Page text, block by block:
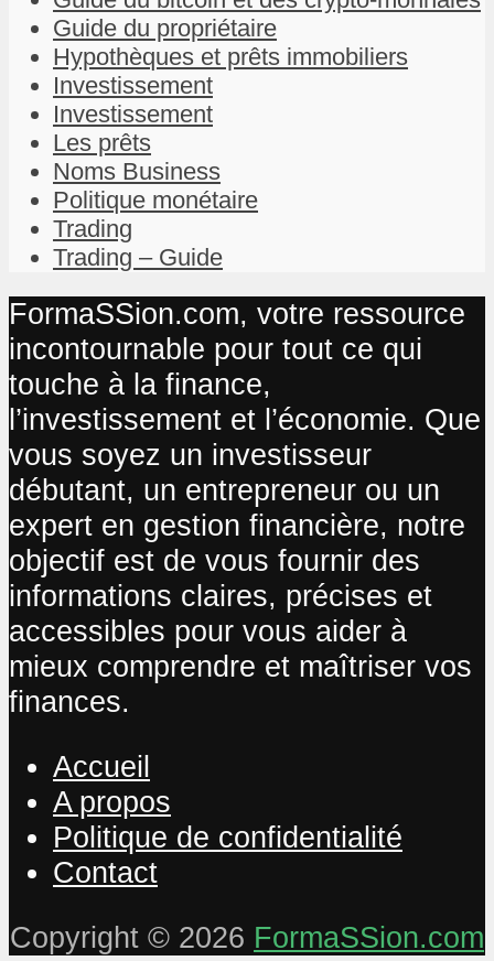
Guide du propriétaire
Hypothèques et prêts immobiliers
Investissement
Investissement
Les prêts
Noms Business
Politique monétaire
Trading
Trading – Guide
FormaSSion.com, votre ressource
incontournable pour tout ce qui
touche à la finance,
l’investissement et l’économie. Que
vous soyez un investisseur
débutant, un entrepreneur ou un
expert en gestion financière, notre
objectif est de vous fournir des
informations claires, précises et
accessibles pour vous aider à
mieux comprendre et maîtriser vos
finances.
Accueil
A propos
Politique de confidentialité
Contact
Copyright © 2026 FormaSSion.com